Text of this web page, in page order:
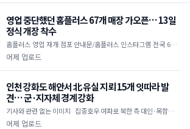
영업 중단했던 홈플러스 67개 매장 가오픈… 13일
정식 개장 착수
홈플러스 영업 재개 점포 안내문/홈플러스 인스타그램 전국 67개
매장 7일 가오픈 시작으로 운영 점검 착수 12일까지 미비점 보완
어제 업로드
인천 강화도 해안서 北 유실 지뢰 15개 잇따라 발
견… 군·지자체 경계 강화
기사와 관련 없는 이미지 집중호우 여파로 북한 측 대인·목함지뢰
유입 추정 주민 신고 및 군 수색으로 발견… 인명 피해는 없어 강화
어제 업로드